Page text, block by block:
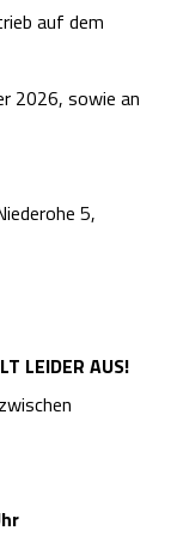
auf dem
2026, sowie an
5,
LEIDER AUS!